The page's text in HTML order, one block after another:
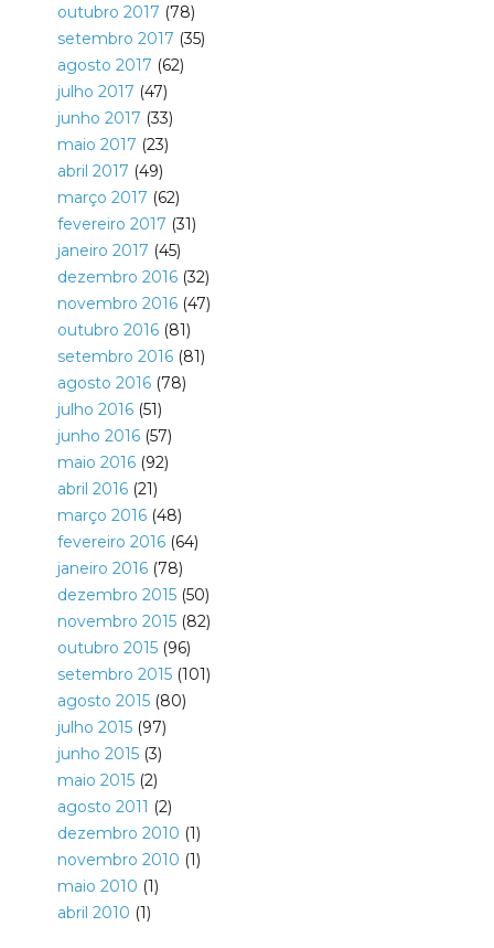
outubro 2017 (78)
setembro 2017 (35)
agosto 2017 (62)
julho 2017 (47)
junho 2017 (33)
maio 2017 (23)
abril 2017 (49)
março 2017 (62)
fevereiro 2017 (31)
janeiro 2017 (45)
dezembro 2016(32)
novembro 2016(47)
outubro 2016(81)
setembro 2016(81)
agosto 2016(78)
julho 2016(51)
junho 2016(57)
maio 2016(92)
abril 2016(21)
março 2016(48)
fevereiro 2016(64)
janeiro 2016(78)
dezembro 2015(50)
novembro 2015(82)
outubro 2015(96)
setembro 2015(101)
agosto 2015(80)
julho 2015(97)
junho 2015(3)
maio 2015(2)
agosto 2011 (2)
dezembro 2010 (1)
novembro 2010 (1)
maio 2010 (1)
abril 2010 (1)